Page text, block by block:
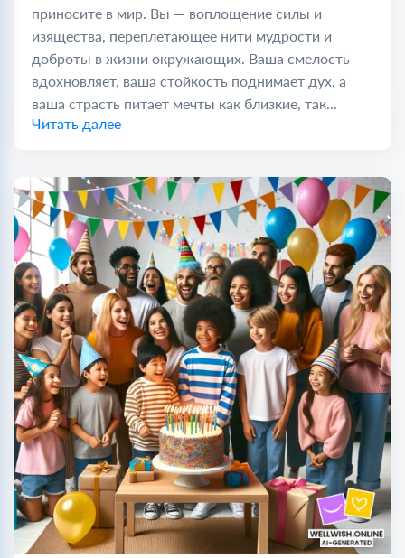
приносите в мир. Вы — воплощение силы и
изящества, переплетающее нити мудрости и
доброты в жизни окружающих. Ваша смелость
вдохновляет, ваша стойкость поднимает дух, а
ваша страсть питает мечты как близкие, так...
Читать далее